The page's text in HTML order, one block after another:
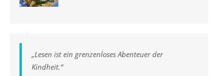
„Lesen ist ein grenzenloses Abenteuer der
Kindheit.“